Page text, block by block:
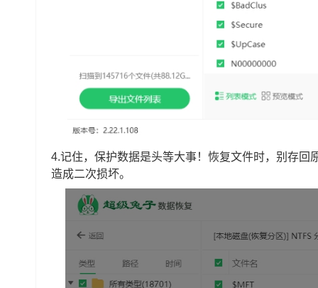
4.记住，保护数据是头等大事！恢复文件时，别存
造成二次损坏。